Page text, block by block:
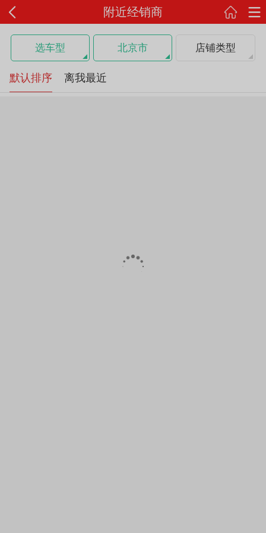
附近经销商
选车型 北京市 店铺类型
默认排序 离我最近